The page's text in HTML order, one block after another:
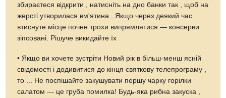
збираєтеся відкрити , натисніть на дно банки так , щоб на
жерсті утворилася вм'ятина . Якщо через деякий час
втиснуте місце почне трохи випрямлятися — консерви
зіпсовані. Рішуче викидайте їх
• Якщо ви хочете зустріти Новий рік в більш-менш ясній
свідомості і додивитися до кінця святкову телепрограму ,
то ... Не поспішайте закушувати першу чарку горілки
салатом — це груба помилка! Будь-яка рибна закуска ,